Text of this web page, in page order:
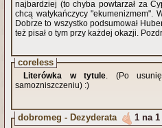
najbardziej (to chyba powtarzał za
chcą watykańczycy "ekumenizmem".
Dobrze to wszystko podsumował
też pisał o tym przy każdej okazji.
coreless
Literówka w tytule. (Po
samozniszczeniu) :)
dobromeg - Dezyderata 1 na 1